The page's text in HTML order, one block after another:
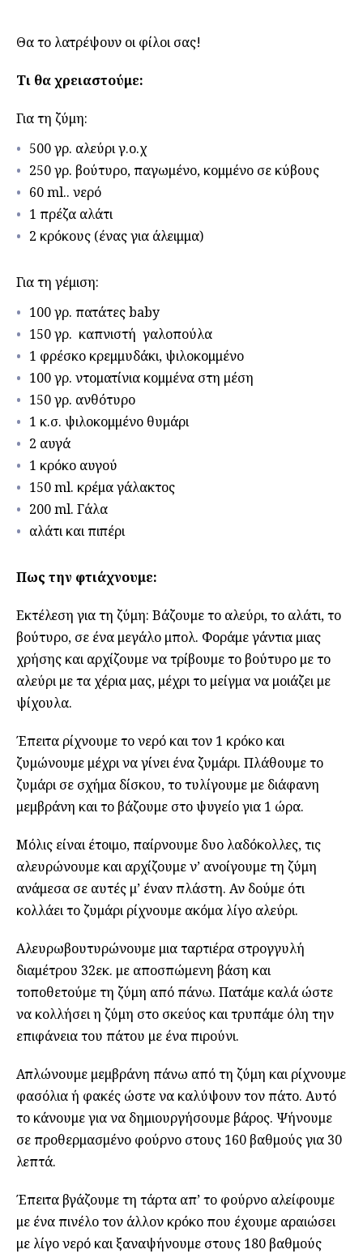
Θα το λατρέψουν οι φίλοι σας!
Τι θα χρειαστούμε:
Για τη ζύμη:
500 γρ. αλεύρι γ.ο.χ
250 γρ. βούτυρο, παγωμένο, κομμένο σε κύβους
60 ml.. νερό
1 πρέζα αλάτι
2 κρόκους (ένας για άλειμμα)
Για τη γέμιση:
100 γρ. πατάτες baby
150 γρ. καπνιστή γαλοπούλα
1 φρέσκo κρεμμυδάκι, ψιλοκομμένο
100 γρ. ντοματίνια κομμένα στη μέση
150 γρ. ανθότυρο
1 κ.σ. ψιλοκομμένο θυμάρι
2 αυγά
1 κρόκο αυγού
150 ml. κρέμα γάλακτος
200 ml. Γάλα
αλάτι και πιπέρι
Πως την φτιάχνουμε:
Εκτέλεση για τη ζύμη: Βάζουμε το αλεύρι, το αλάτι, το
βούτυρο, σε ένα μεγάλο μπολ. Φοράμε γάντια μιας
χρήσης και αρχίζουμε να τρίβουμε το βούτυρο με το
αλεύρι με τα χέρια μας, μέχρι το μείγμα να μοιάζει με
ψίχουλα.
Έπειτα ρίχνουμε το νερό και τον 1 κρόκο και
ζυμώνουμε μέχρι να γίνει ένα ζυμάρι. Πλάθουμε το
ζυμάρι σε σχήμα δίσκου, το τυλίγουμε με διάφανη
μεμβράνη και το βάζουμε στο ψυγείο για 1 ώρα.
Μόλις είναι έτοιμο, παίρνουμε δυο λαδόκολλες, τις
αλευρώνουμε και αρχίζουμε ν’ ανοίγουμε τη ζύμη
ανάμεσα σε αυτές μ’ έναν πλάστη. Αν δούμε ότι
κολλάει το ζυμάρι ρίχνουμε ακόμα λίγο αλεύρι.
Αλευρωβουτυρώνουμε μια ταρτιέρα στρογγυλή
διαμέτρου 32εκ. με αποσπώμενη βάση και
τοποθετούμε τη ζύμη από πάνω. Πατάμε καλά ώστε
να κολλήσει η ζύμη στο σκεύος και τρυπάμε όλη την
επιφάνεια του πάτου με ένα πιρούνι.
Απλώνουμε μεμβράνη πάνω από τη ζύμη και ρίχνουμε
φασόλια ή φακές ώστε να καλύψουν τον πάτο. Αυτό
το κάνουμε για να δημιουργήσουμε βάρος. Ψήνουμε
σε προθερμασμένο φούρνο στους 160 βαθμούς για 30
λεπτά.
Έπειτα βγάζουμε τη τάρτα απ’ το φούρνο αλείφουμε
με ένα πινέλο τον άλλον κρόκο που έχουμε αραιώσει
με λίγο νερό και ξαναψήνουμε στους 180 βαθμούς